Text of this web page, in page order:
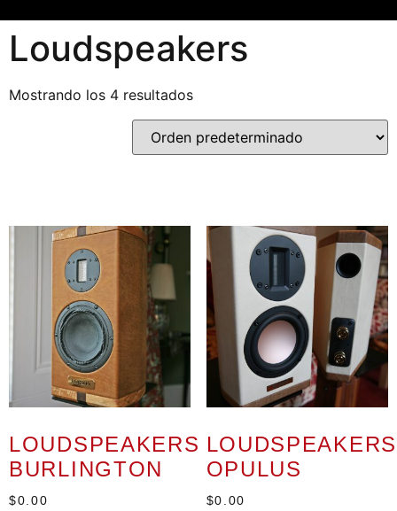
Loudspeakers
Mostrando los 4 resultados
LOUDSPEAKERS
BURLINGTON
$0.00
LOUDSPEAKERS
OPULUS
$0.00